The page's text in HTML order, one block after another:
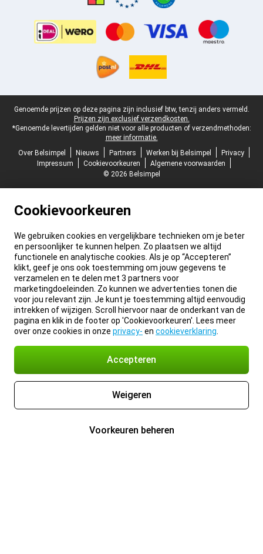
Juridische voettekst
Genoemde prijzen op deze pagina zijn inclusief btw, tenzij anders vermeld.
Prijzen zijn exclusief verzendkosten.
*Genoemde levertijden gelden niet voor alle producten of verzendmethoden:
meer informatie.
Over Belsimpel
Nieuws Partners Werken bij Belsimpel
Privacy
Impressum
Cookievoorkeuren
Algemene voorwaarden
© 2026 Belsimpel
Cookievoorkeuren
We gebruiken cookies en vergelijkbare technieken om je beter
en persoonlijker te kunnen helpen. Zo plaatsen we altijd
functionele en analytische cookies. Als je op “Accepteren”
klikt, geef je ons ook toestemming om jouw gegevens te
verzamelen en te delen met 3 partners voor
marketingdoeleinden. Zo kunnen we advertenties tonen die
voor jou relevant zijn. Je kunt je toestemming altijd eenvoudig
intrekken of wijzigen. Scroll hiervoor naar de onderkant van de
pagina en klik in de footer op 'Cookievoorkeuren'. Lees meer
over onze cookies in onze privacy- en cookieverklaring
Accepteren
Weigeren
Voorkeuren beheren